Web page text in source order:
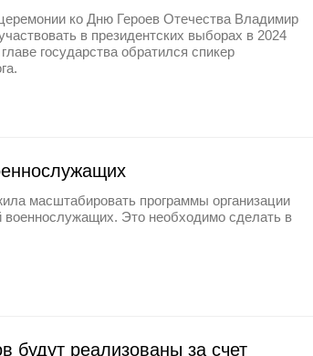
ко Дню Героев Отечества Владимир
в президентских выборах в 2024
государства обратился спикер
масштабировать программы организации
военнослужащих. Это необходимо сделать в
будут реализованы за счет